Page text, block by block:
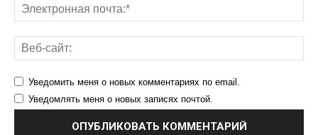
Уведомить меня о новых комментариях по email.
Уведомлять меня о новых записях почтой.